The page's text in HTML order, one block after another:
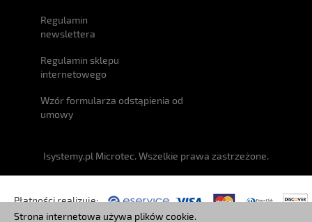
Strona internetowa używa plików cookie.
Regulamin
newslettera
Regulamin sklepu
internetowego
Wzór formularza odstąpienia od
umowy
Isystemy.pl Microtec. Wszelkie prawa zastrzeżone.
Płatności realizuje: